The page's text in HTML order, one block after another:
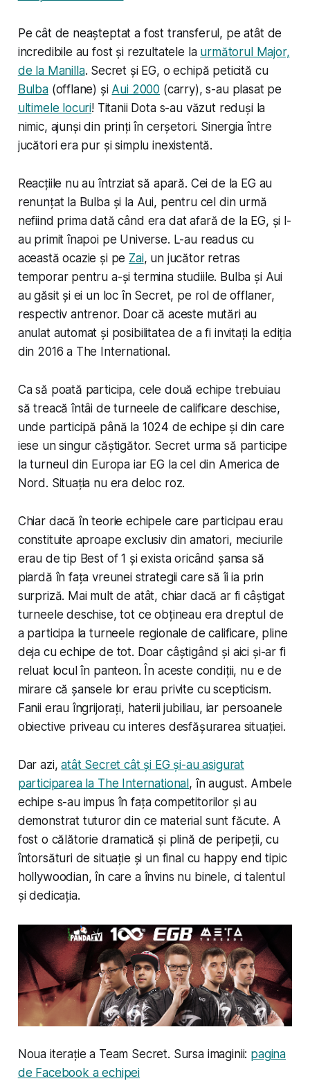
Pe cât de neașteptat a fost transferul, pe atât de
incredibile au fost și rezultatele la următorul Major,
de la Manilla. Secret și EG, o echipă peticită cu
Bulba(offlane) și Aui 2000 (carry), s-au plasat pe
ultimele locuri! Titanii Dota s-au văzut reduși la
nimic, ajunși din prinți în cerșetori. Sinergia între
jucători era pur și simplu inexistentă.
Reacțiile nu au întrziat să apară. Cei de la EG au
renunțat la Bulba și la Aui, pentru cel din urmă
nefiind prima dată când era dat afară de la EG, și l-
au primit înapoi pe Universe. L-au readus cu
această ocazie și pe Zai, un jucător retras
temporar pentru a-și termina studiile. Bulba și Aui
au găsit și ei un loc în Secret, pe rol de offlaner,
respectiv antrenor. Doar că aceste mutări au
anulat automat și posibilitatea de a fi invitați la ediția
din 2016 a The International.
Ca să poată participa, cele două echipe trebuiau
să treacă întâi de turneele de calificare deschise,
unde participă până la 1024 de echipe și din care
iese un singur căștigător. Secret urma să participe
la turneul din Europa iar EG la cel din America de
Nord. Situația nu era deloc roz.
Chiar dacă în teorie echipele care participau erau
constituite aproape exclusiv din amatori, meciurile
erau de tip Best of 1 și exista oricând șansa să
piardă în fața vreunei strategii care să îi ia prin
surpriză. Mai mult de atât, chiar dacă ar fi câștigat
turneele deschise, tot ce obțineau era dreptul de
a participa la turneele regionale de calificare, pline
deja cu echipe de tot. Doar câștigând și aici și-ar fi
reluat locul în panteon. În aceste condiții, nu e de
mirare că șansele lor erau privite cu scepticism.
Fanii erau îngrijorați, haterii jubiliau, iar persoanele
obiective priveau cu interes desfășurarea situației.
Dar azi,atât Secret cât și EG și-au asigurat
participarea la The International , în august. Ambele
echipe s-au impus în fața competitorilor și au
demonstrat tuturor din ce material sunt făcute. A
fost o călătorie dramatică și plină de peripeții, cu
întorsături de situație și un final cu happy end tipic
hollywoodian, în care a învins nu binele, ci talentul
și dedicația.
Noua iterație a Team Secret. Sursa imaginii: pagina
de Facebook a echipei